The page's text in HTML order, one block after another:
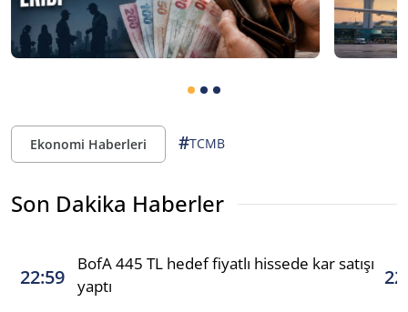
Ekonomi Haberleri #TCMB
Son Dakika Haberler
22:59
BofA 445 TL hedef fiyatlı hissede kar satışı
yaptı